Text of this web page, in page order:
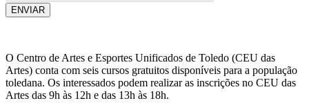
ENVIAR
O Centro de Artes e Esportes Unificados de Toledo (CEU das
Artes) conta com seis cursos gratuitos disponíveis para a população
toledana. Os interessados podem realizar as inscrições no CEU das
Artes das 9h às 12h e das 13h às 18h.